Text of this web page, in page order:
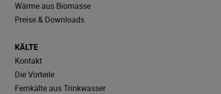
Wärme aus Biomasse
Preise & Downloads
KÄLTE
Kontakt
Die Vorteile
Fernkälte aus Trinkwasser